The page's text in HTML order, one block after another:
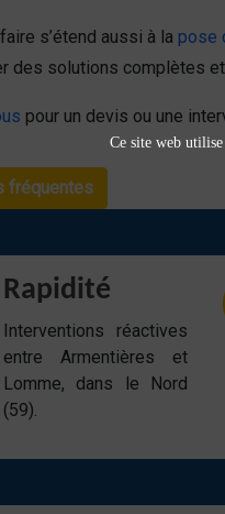
s’étend aussi à la pose
des solutions complètes
pour un devis ou une
fréquentes
Rapidité
Interventions réactives
entre Armentières et
Lomme, dans le Nord
(59).
Ce site web